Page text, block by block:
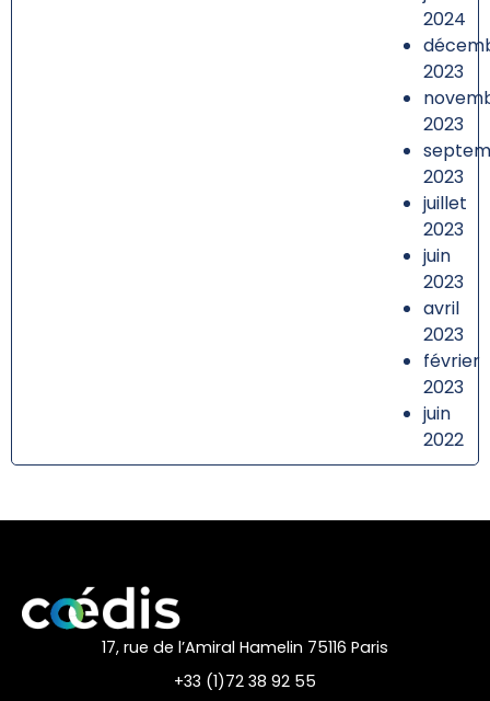
2024
2023
2023
2023
juillet
2023
juin
2023
avril
2023
février
2023
juin
2022
17, rue de l’Amiral Hamelin 75116 Paris
+33 (1)72 38 92 55